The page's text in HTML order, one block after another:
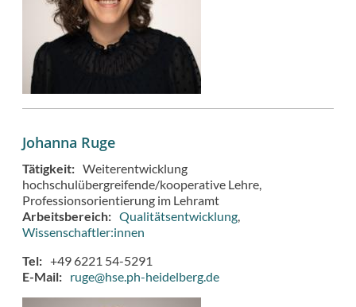
Johanna Ruge
Tätigkeit
Weiterentwicklung
hochschulübergreifende/kooperative Lehre
Professionsorientierung im Lehramt
Arbeitsbereich
Qualitätsentwicklung
Wissenschaftler:innen
Tel
+49 6221 54-5291
E-Mail
ruge@hse.ph-heidelberg.de